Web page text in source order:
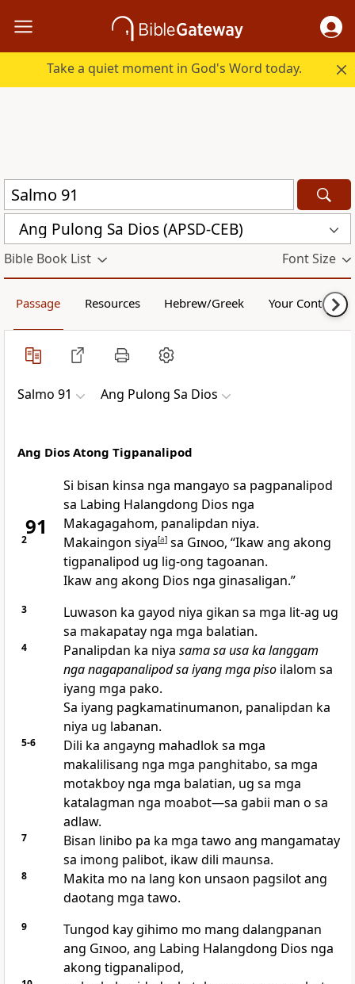
Take a quiet moment in God's Word today.
Ang Pulong Sa Dios (APSD-CEB)
Bible Book List Font Size
Passage Resources Hebrew/Greek Your Content
Salmo 91 Ang Pulong Sa Dios
Ang Dios Atong Tigpanalipod
91
Si bisan kinsa nga mangayo sa pagpanalipod
sa Labing Halangdong Dios nga
Makagagahom, panalipdan niya.
2 Makaingon siya[a]sa Ginoo, “Ikaw ang akong
tigpanalipod ug lig-ong tagoanan.
Ikaw ang akong Dios nga ginasaligan.”
3
Luwason ka gayod niya gikan sa mga lit-ag ug
sa makapatay nga mga balatian.
4 Panalipdan ka niya sama sa usa ka langgam
nga nagapanalipod sa iyang mga pisoilalom sa
iyang mga pako.
Sa iyang pagkamatinumanon, panalipdan ka
niya ug labanan.
5-6
Dili ka angayng mahadlok sa mga
makalilisang nga mga panghitabo, sa mga
motakboy nga mga balatian, ug sa mga
katalagman nga moabot—sa gabii man o sa
adlaw.
7
Bisan linibo pa ka mga tawo ang mangamatay
sa imong palibot, ikaw dili maunsa.
8
Makita mo na lang kon unsaon pagsilot ang
daotang mga tawo.
9
Tungod kay gihimo mo mang dalangpanan
ang Ginoo, ang Labing Halangdong Dios nga
akong tigpanalipod,